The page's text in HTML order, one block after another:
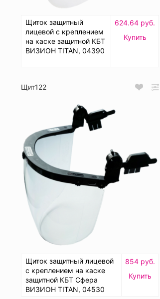
Щиток защитный
лицевой с креплением
на каске защитной КБТ
ВИЗИОН TITAN, 04390
624.64 руб.
Купить
Щит122
Щиток защитный лицевой
с креплением на каске
защитной КБТ Сфера
ВИЗИОН TITAN, 04530
854 руб.
Купить